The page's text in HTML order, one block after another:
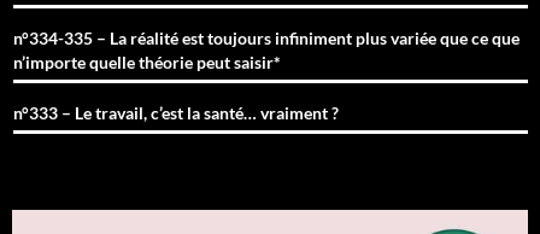
n°334-335 – La réalité est toujours infiniment plus variée que ce que
n’importe quelle théorie peut saisir*
n°333 – Le travail, c’est la santé… vraiment ?